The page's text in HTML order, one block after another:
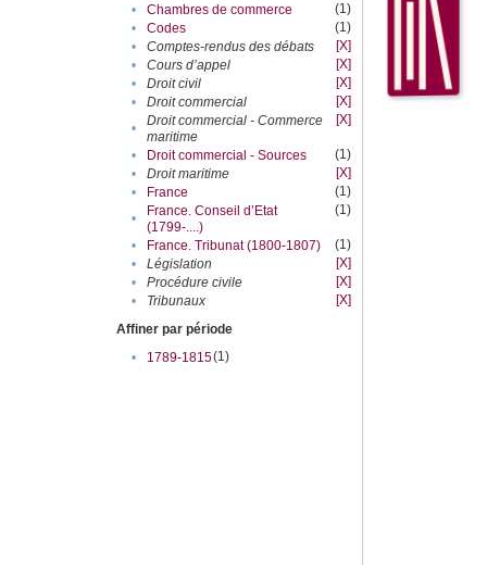
•
Chambres de commerce
(1)
•
Codes
(1)
•
Comptes-rendus des débats
[X]
•
Cours d’appel
[X]
•
Droit civil
[X]
•
Droit commercial
[X]
•
Droit commercial - Commerce
maritime
[X]
• Droit commercial - Sources
(1)
•
Droit maritime
[X]
•
France
(1)
•
France. Conseil d’Etat
(1799-....)
(1)
• France. Tribunat (1800-1807)
(1)
•
Législation
[X]
•
Procédure civile
[X]
•
Tribunaux
[X]
Affiner par période
•
1789-1815(1)